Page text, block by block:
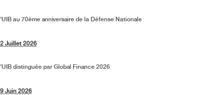
au 70ème anniversaire de la Défense Nationale
Juillet 2026
distinguée par Global Finance 2026
Juin 2026